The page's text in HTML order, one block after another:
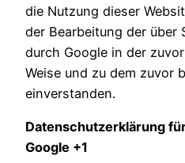
die Nutzung dieser
der Bearbeitung der über
durch Google in der
Weise und zu dem zuvor
einverstanden.
Datenschutzerklärung
Google +1